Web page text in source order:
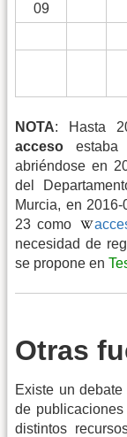
09
NOTA: Hasta
acceso estaba
abriéndose en
del
Murcia, en
23 como
necesidad de
se propone en
Otras
Existe un debate
de
distintos